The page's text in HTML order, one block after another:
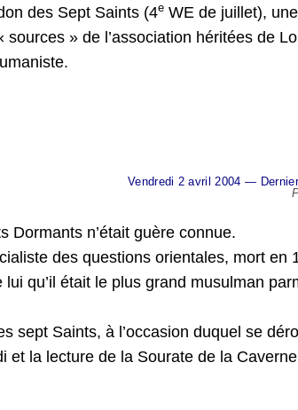
des Sept Saints (4eWE de juillet),
» de l’association héritées de
Vendredi 2 avril 2004 —
Dormants n’était guère connue.
des questions orientales, mort en
qu’il était le plus grand musulman
sept Saints, à l’occasion duquel se
la lecture de la Sourate de la